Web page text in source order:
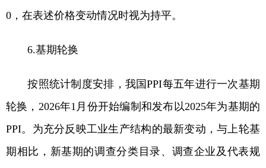
0，在表述价格变动情况时视为持平。
6.基期轮换
按照统计制度安排，我国PPI每五年进行一次基期
轮换，2026年1月份开始编制和发布以2025年为基期的
PPI。为充分反映工业生产结构的最新变动，与上轮基
期相比，新基期的调查分类目录、调查企业及代表规